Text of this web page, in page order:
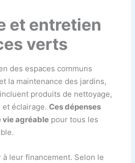
et entretien
verts
des espaces communs
la maintenance des jardins,
produits de nettoyage,
et éclairage.Ces dépenses
vie agréable pour tous les
leur financement. Selon le